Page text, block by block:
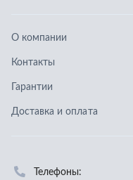
Отправить заявку